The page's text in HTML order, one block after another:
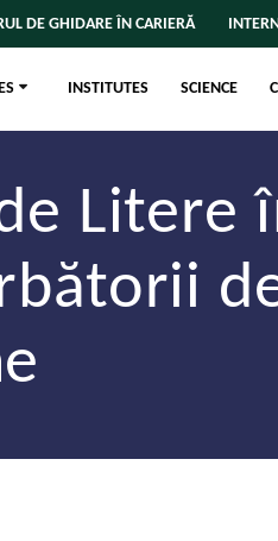
DE GHIDARE ÎN CARIERĂ
INSTITUTES SCIENCE
Litere